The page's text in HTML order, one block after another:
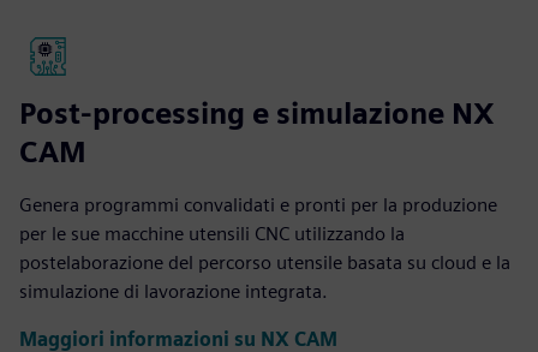
Post-processing e simulazione NX
CAM
Genera programmi convalidati e pronti per la produzione
per le sue macchine utensili CNC utilizzando la
postelaborazione del percorso utensile basata su cloud e la
simulazione di lavorazione integrata.
Maggiori informazioni su NX CAM